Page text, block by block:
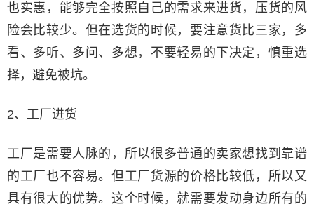
也实惠，能够完全按照自己的需求来进货，压货的风
险会比较少。但在选货的时候，要注意货比三家，多
看、多听、多问、多想，不要轻易的下决定，慎重选
择，避免被坑。
2、工厂进货
工厂是需要人脉的，所以很多普通的卖家想找到靠谱
的工厂也不容易。但工厂货源的价格比较低，所以又
具有很大的优势。这个时候，就需要发动身边所有的